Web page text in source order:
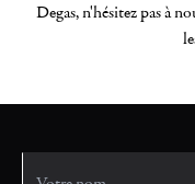
Degas, n'hésitez pas à